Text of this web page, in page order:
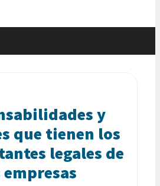
y
que tienen los
legales de
empresas